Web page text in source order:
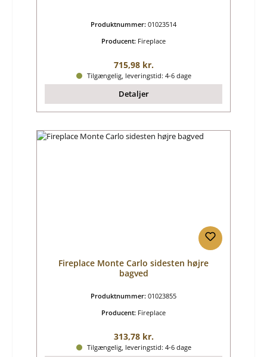
Produktnummer: 01023514
Producent: Fireplace
Almindelig pris:
715,98 kr.
Tilgængelig, leveringstid: 4-6 dage
Detaljer
Fireplace Monte Carlo sidesten højre
bagved
Produktnummer: 01023855
Producent: Fireplace
Almindelig pris:
313,78 kr.
Tilgængelig, leveringstid: 4-6 dage